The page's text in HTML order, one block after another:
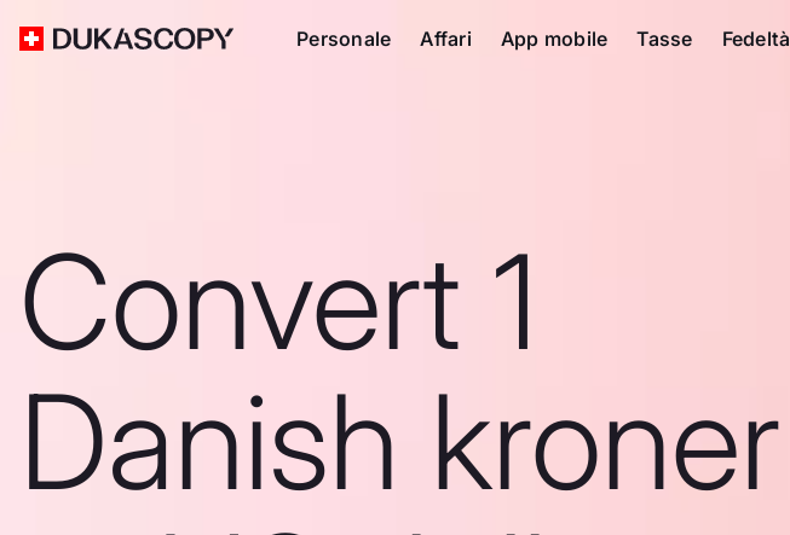
Personale Affari App mobile Tasse Fedeltà
Convert 1
Danish kroner